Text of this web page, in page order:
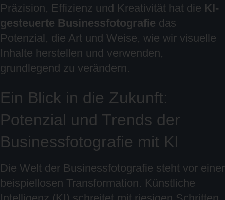
Präzision, Effizienz und Kreativität hat die KI-
gesteuerte Businessfotografie das
Potenzial, die Art und Weise, wie wir visuelle
Inhalte herstellen und verwenden,
grundlegend zu verändern.
Ein Blick in die Zukunft:
Potenzial und Trends der
Businessfotografie mit KI
Die Welt der Businessfotografie steht vor einer
beispiellosen Transformation. Künstliche